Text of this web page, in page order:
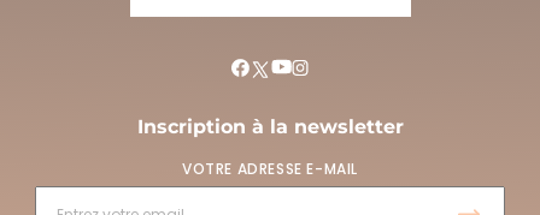
Inscription à la newsletter
VOTRE ADRESSE E-MAIL